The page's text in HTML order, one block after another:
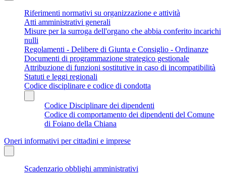
Riferimenti normativi su organizzazione e attività
Atti amministrativi generali
Misure per la surroga dell'organo che abbia conferito incarichi
nulli
Regolamenti - Delibere di Giunta e Consiglio - Ordinanze
Documenti di programmazione strategico gestionale
Attribuzione di funzioni sostitutive in caso di incompatibilità
Statuti e leggi regionali
Codice disciplinare e codice di condotta
Codice Disciplinare dei dipendenti
Codice di comportamento dei dipendenti del Comune
di Foiano della Chiana
Oneri informativi per cittadini e imprese
Scadenzario obblighi amministrativi